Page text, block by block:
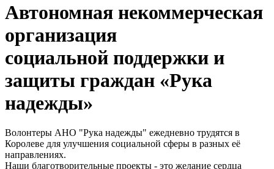
Автономная некоммерческая
организация
социальной поддержки и
защиты граждан «Рука
надежды»
Волонтеры АНО "Рука надежды" ежедневно трудятся в
Королеве для улучшения социальной сферы в разных её
направлениях.
Наши благотворительные проекты - это желание сердца